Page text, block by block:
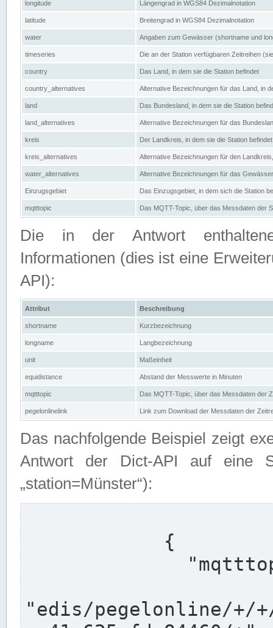
longitude Längengrad in WGS84 Dezimalnotation
latitude Breitengrad in WGS84 Dezimalnotation
water Angaben zum Gewässer (shortname und
timeseries Die an der Station verfügbaren Zeitreihen
country Das Land, in dem sie die Station befindet
country_alternatives Alternative Bezeichnungen für das Land, in
land Das Bundesland, in dem sie die Station
land_alternatives Alternative Bezeichnungen für das
kreis Der Landkreis, in dem sie die Station befindet
kreis_alternatives Alternative Bezeichnungen für den
water_alternatives Alternative Bezeichnungen für das
Einzugsgebiet Das Einzugsgebiet, in dem sich die Station
mqtttopic Das MQTT-Topic, über das Messdaten der
Die in der Antwort
Informationen (dies ist eine
API):
Attribut Beschreibung
shortname Kurzbezeichnung
longname Langbezeichnung
unit Maßeinheit
equidistance Abstand der Messwerte in Minuten
mqtttopic Das MQTT-Topic, über das Messdaten der
pegelonlinelink Link zum Download der Messdaten der
Das nachfolgende Beispiel zeigt
Antwort der Dict-API auf eine
„station=Münster“):
"edis/pegelonline/+/